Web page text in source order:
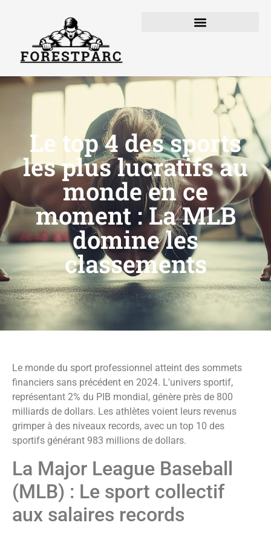
Le top 4 des sports
les plus lucratifs au
monde en ce
moment : La MLB
domine les
classements
Le monde du sport professionnel atteint des sommets
financiers sans précédent en 2024. L'univers sportif,
représentant 2% du PIB mondial, génère près de 800
milliards de dollars. Les athlètes voient leurs revenus
grimper à des niveaux records, avec un top 10 des
sportifs générant 983 millions de dollars.
La Major League Baseball
(MLB) : Le sport collectif
aux salaires records